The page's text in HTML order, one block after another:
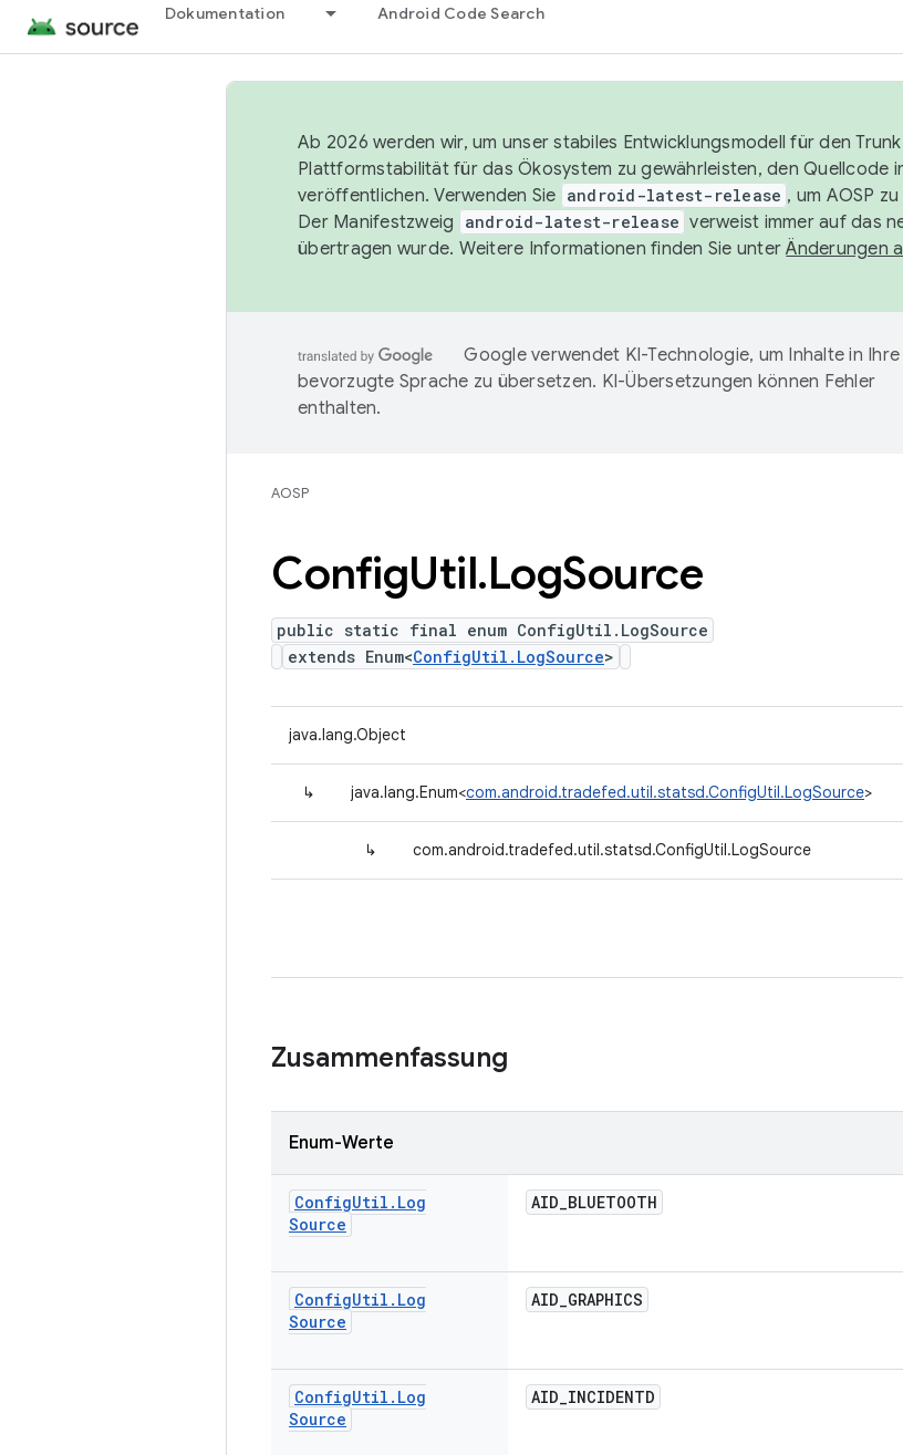
Dokumentation Android Code Search
Ab 2026 werden wir, um unser stabiles Entwicklungsmodell für den
Plattformstabilität für das Ökosystem zu gewährleisten, den Quellcode
veröffentlichen. Verwenden Sie android-latest-release , um AOSP
Der Manifestzweig
android-latest-release verweist immer auf das
übertragen wurde. Weitere Informationen finden Sie unterÄnderungen
Google verwendet KI-Technologie, um Inhalte in Ihre
bevorzugte Sprache zu übersetzen. KI-Übersetzungen können Fehler
enthalten.
AOSP
ConfigUtil.LogSource
public static final enum ConfigUtil.LogSource
extends Enum<ConfigUtil.LogSource>
java.lang.Object
↳ java.lang.Enum<com.android.tradefed.util.statsd.ConfigUtil.LogSource>
↳ com.android.tradefed.util.statsd.ConfigUtil.LogSource
Zusammenfassung
Enum-Werte
ConfigUtil . Log
Source
AID_BLUETOOTH
ConfigUtil . Log
Source
AID_GRAPHICS
ConfigUtil . Log
Source
AID_INCIDENTD